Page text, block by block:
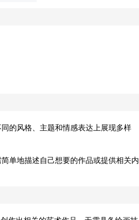
的风格、主题和情感表达上展现多样
单地描述自己想要的作品或提供相关内